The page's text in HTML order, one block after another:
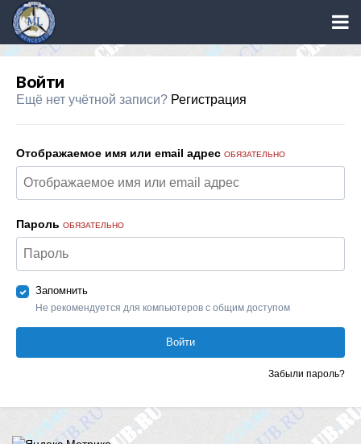
Войти
Ещё нет учётной записи? Регистрация
Отображаемое имя или email адрес ОБЯЗАТЕЛЬНО
Пароль ОБЯЗАТЕЛЬНО
Запомнить
Не рекомендуется для компьютеров с общим доступом
Войти
Забыли пароль?